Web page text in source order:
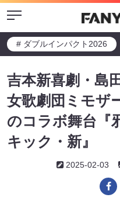
Menu
# ダブルインパクト2026
吉本新喜劇・島
女歌劇団ミモザ
のコラボ舞台『
キック・新』
2025-02-03